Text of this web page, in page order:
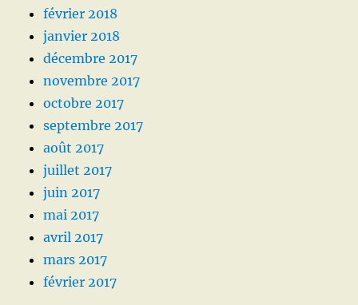
février 2018
janvier 2018
décembre 2017
novembre 2017
octobre 2017
septembre 2017
août 2017
juillet 2017
juin 2017
mai 2017
avril 2017
mars 2017
février 2017